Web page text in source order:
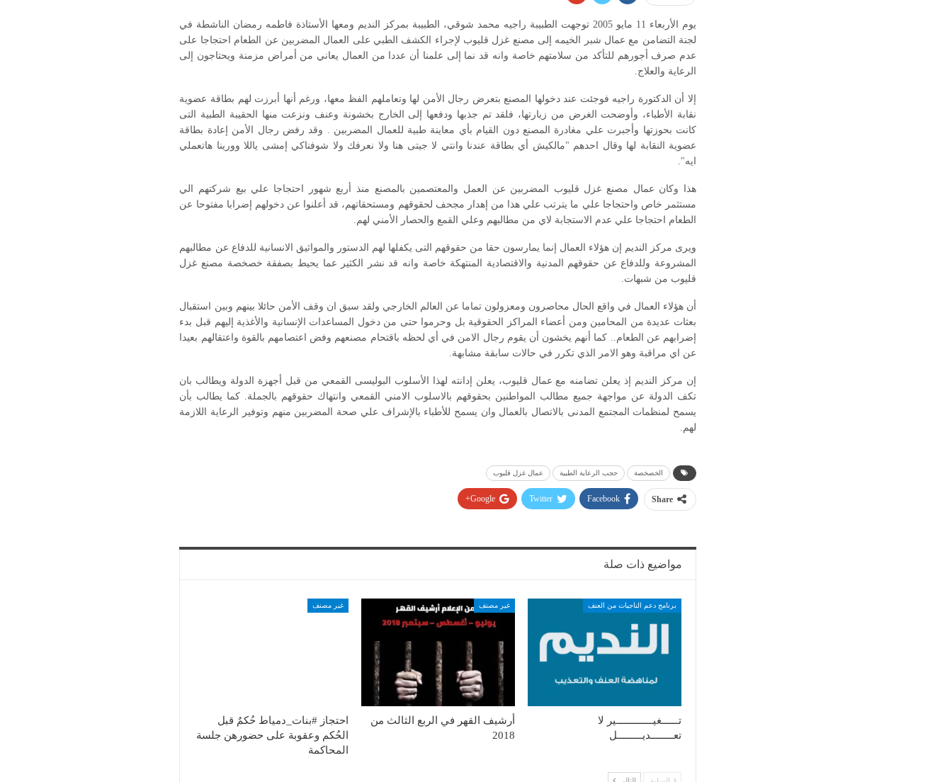
يوم الأربعاء 11 مايو 2005 توجهت الطبيبة راجيه محمد شوقي، الطبيبة بمركز النديم ومعها الأستاذة فاطمه رمضان الناشطة في
لجنة التضامن مع عمال شبر الخيمه إلى مصنع غزل قليوب لإجراء الكشف الطبي على العمال المضربين عن الطعام احتجاجا على
عدم صرف أجورهم للتأكد من سلامتهم خاصة وانه قد نما إلى علمنا أن عددا من العمال يعاني من أمراض مزمنة ويحتاجون إلى
الرعاية والعلاج.
إلا أن الدكتورة راجيه فوجئت عند دخولها المصنع بتعرض رجال الأمن لها وتعاملهم الفظ معها، ورغم أنها أبرزت لهم بطاقة عضوية
نقابة الأطباء، وأوضحت الغرض من زيارتها، فلقد تم جذبها ودفعها إلى الخارج بخشونة وعنف ونزعت منها الحقيبة الطبية التى
كانت بحوزتها وأجبرت علي مغادرة المصنع دون القيام بأي معاينة طبية للعمال المضربين . وقد رفض رجال الأمن إعادة بطاقة
عضوية النقابة لها وقال احدهم "مالكيش أي بطاقة عندنا وانتي لا جيتى هنا ولا نعرفك ولا شوفناكي إمشى ياللا وورينا هاتعملي
ايه".
هذا وكان عمال مصنع غزل قليوب المضربين عن العمل والمعتصمين بالمصنع منذ أربع شهور احتجاجا علي بيع شركتهم الي
مستثمر خاص واحتجاجا علي ما يترتب علي هذا من إهدار مجحف لحقوقهم ومستحقاتهم، قد أعلنوا عن دخولهم إضرابا مفتوحا عن
الطعام احتجاجا علي عدم الاستجابة لاي من مطالبهم وعلي القمع والحصار الأمني لهم.
ويرى مركز النديم إن هؤلاء العمال إنما يمارسون حقا من حقوقهم التى يكفلها لهم الدستور والمواثيق الانسانية للدفاع عن مطالبهم
المشروعة وللدفاع عن حقوقهم المدنية والاقتصادية المنتهكة خاصة وانه قد نشر الكثير عما يحيط بصفقة خصخصة مصنع غزل
قليوب من شبهات.
أن هؤلاء العمال في واقع الحال محاصرون ومعزولون تماما عن العالم الخارجي ولقد سبق ان وقف الأمن حائلا بينهم وبين استقبال
بعثات عديدة من المحامين ومن أعضاء المراكز الحقوقية بل وحرموا حتى من دخول المساعدات الإنسانية والأغذية إليهم قبل بدء
إضرابهم عن الطعام.. كما أنهم يخشون أن يقوم رجال الامن في أي لحظه باقتحام مصنعهم وفض اعتصامهم بالقوة واعتقالهم بعيدا
عن اي مراقبة وهو الامر الذي تكرر في حالات سابقة مشابهة.
إن مركز النديم إذ يعلن تضامنه مع عمال قليوب، يعلن إدانته لهذا الأسلوب البوليسى القمعي من قبل أجهزة الدولة ويطالب بان
تكف الدولة عن مواجهة جميع مطالب المواطنين بحقوقهم بالاسلوب الامني القمعي وانتهاك حقوقهم بالجملة. كما يطالب بأن
يسمح لمنظمات المجتمع المدنى بالاتصال بالعمال وان يسمح للأطباء بالإشراف علي صحة المضربين منهم وتوفير الرعاية اللازمة
لهم.
الخصخصة حجب الرعاية الطبية عمال غزل قليوب
Share
Facebook
Twitter
Google+
مواضيع ذات صلة
برنامج دعم الناجيات من العنف
تــــــغيـــــــــــــير لا
تعــــــــديـــــــــل
غير مصنف
أرشيف القهر في الربع الثالث من
2018
غير مصنف
احتجاز #بنات_دمياط حُكمٌ قبل
الحُكم وعقوبة على حضورهن جلسة
المحاكمة